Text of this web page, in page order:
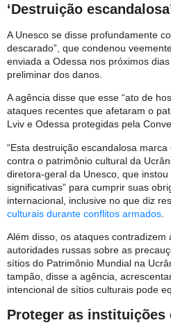
‘Destruição
A Unesco se disse profundamente
descarado”, que condenou
enviada a Odessa nos próximos
preliminar dos danos.
A agência disse que esse “ato de
ataques recentes que afetaram o
Lviv e Odessa protegidas pela
“Esta destruição escandalosa
contra o patrimônio cultural da
diretora-geral da Unesco, que
significativas” para cumprir suas
internacional, inclusive no que diz
culturais durante conflitos armados
Além disso, os ataques
autoridades russas sobre as
sítios do Patrimônio Mundial na
tampão, disse a agência,
intencional de sítios culturais pode
Proteger as instituições